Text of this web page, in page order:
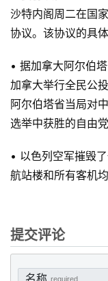
沙特内阁周二在国
协议。该协议的具
• 据加拿大阿尔伯
加拿大举行全民公投
阿尔伯塔省当局对
选举中获胜的自由
• 以色列空军摧毁
航站楼和所有客机
提交评论
名称 required